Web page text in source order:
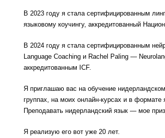
В 2023 году я стала сертифицированным
языковому коучингу, аккредитованный
В 2024 году я стала сертифицированным
Language Coaching и Rachel Paling —
аккредитованным ICF.
Я приглашаю вас на обучение
группах, на моих онлайн-курсах и в формате
Преподавать нидерландский язык — мое
Я реализую его вот уже 20 лет.